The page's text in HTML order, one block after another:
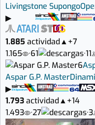
Livingstone Supongo
▶
1.885 actividad▲+7
1.165
·61 ·11
6
Aspar G.P. Master
▶
1.793actividad▲+14
1.493
·27 ·3